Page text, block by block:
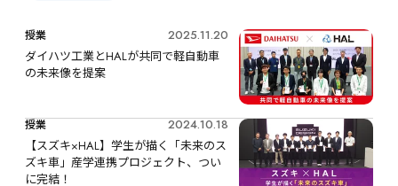
授業
2025.11.20
ダイハツ工業とHALが共同で軽自動車
の未来像を提案
授業
2024.10.18
【スズキ×HAL】学生が描く「未来のス
ズキ車」産学連携プロジェクト、つい
に完結！